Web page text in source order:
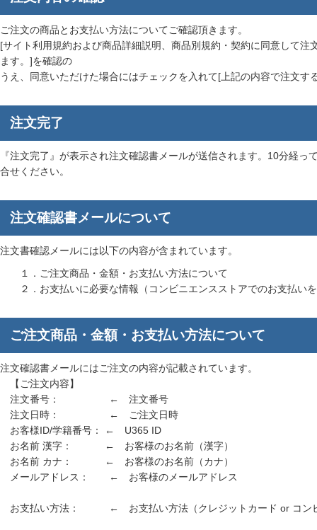
ご注文の商品とお支払い方法についてご確認頂きます。
[サイト利用規約および商品詳細説明、商品別規約・契約に同意して
ます。]を確認の
うえ、同意いただけた場合にはチェックを入れて[上記の内容で注文
注文完了
『注文完了』が表示され注文確認書メールが送信されます。10分経
合せください。
注文確認書メールについて
注文書確認メールには以下の内容が含まれています。
１．ご注文商品・金額・お支払い方法について
２．お支払いに必要な情報（コンビニエンスストアでのお支払い
ご注文商品・金額・お支払い方法について
注文確認書メールにはご注文の内容が記載されています。
【ご注文内容】
注文番号： ← 注文番号
注文日時： ← ご注文日時
お客様ID/学籍番号： ← U365 ID
お名前 漢字： ← お客様のお名前（漢字）
お名前 カナ： ← お客様のお名前（カナ）
メールアドレス： ← お客様のメールアドレス
お支払い方法： ← お支払い方法（クレジットカード or コンビ